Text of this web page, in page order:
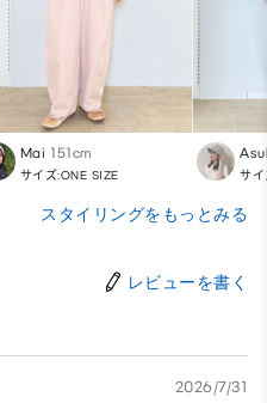
Mai 151cm
サイズ:ONE SIZE サ
スタイリングをもっとみる
レビューを書く
2026/7/31